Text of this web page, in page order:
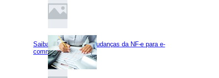
Saiba tudo sobre as mudanças da NF-e para e-
commerce